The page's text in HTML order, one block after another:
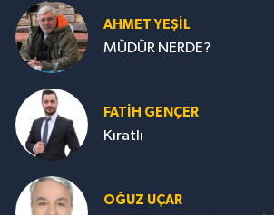
AHMET YEŞİL
MÜDÜR NERDE?
FATIH GENÇER
Kıratlı
OĞUZ UÇAR